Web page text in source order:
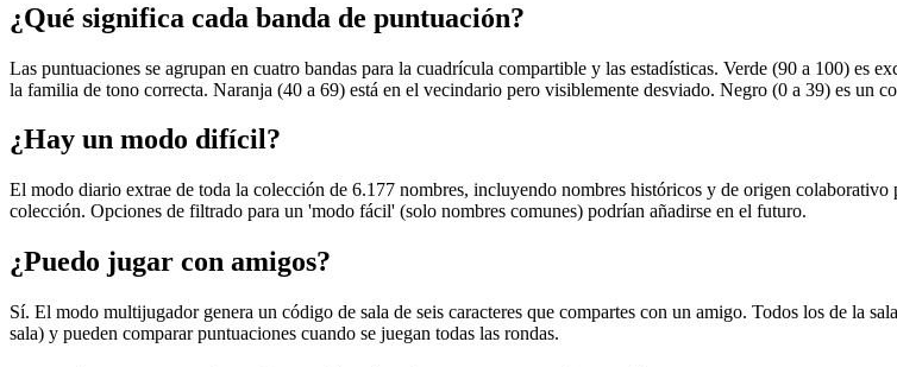
¿Qué significa cada banda de puntuación?
Las puntuaciones se agrupan en cuatro bandas para la cuadrícula compartible y las estadísticas. Verde (90 a 100)
la familia de tono correcta. Naranja (40 a 69) está en el vecindario pero visiblemente desviado. Negro (0 a 39) es un
¿Hay un modo difícil?
El modo diario extrae de toda la colección de 6.177 nombres, incluyendo nombres históricos y de origen
colección. Opciones de filtrado para un 'modo fácil' (solo nombres comunes) podrían añadirse en el futuro.
¿Puedo jugar con amigos?
Sí. El modo multijugador genera un código de sala de seis caracteres que compartes con un amigo. Todos los de la
sala) y pueden comparar puntuaciones cuando se juegan todas las rondas.